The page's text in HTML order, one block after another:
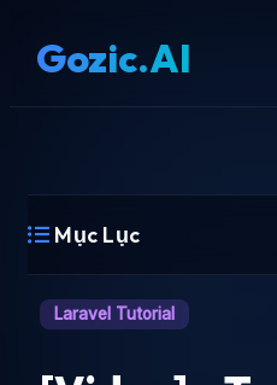
Gozic.AI
Mục Lục
Laravel Tutorial